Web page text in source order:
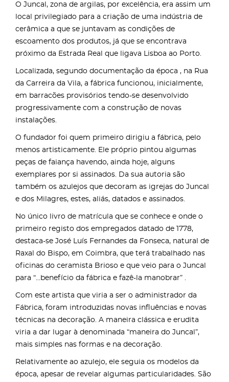
O Juncal, zona de argilas, por excelência, era assim um
local privilegiado para a criação de uma indústria de
cerâmica a que se juntavam as condições de
escoamento dos produtos, já que se encontrava
próximo da Estrada Real que ligava Lisboa ao Porto.
Localizada, segundo documentação da época , na Rua
da Carreira da Vila, a fábrica funcionou, inicialmente,
em barracões provisórios tendo-se desenvolvido
progressivamente com a construção de novas
instalações.
O fundador foi quem primeiro dirigiu a fábrica, pelo
menos artisticamente. Ele próprio pintou algumas
peças de faiança havendo, ainda hoje, alguns
exemplares por si assinados. Da sua autoria são
também os azulejos que decoram as igrejas do Juncal
e dos Milagres, estes, aliás, datados e assinados.
No único livro de matrícula que se conhece e onde o
primeiro registo dos empregados datado de 1778,
destaca-se José Luís Fernandes da Fonseca, natural de
Raxal do Bispo, em Coimbra, que terá trabalhado nas
oficinas do ceramista Brioso e que veio para o Juncal
para “...benefício da fábrica e fazê-la manobrar” .
Com este artista que viria a ser o administrador da
Fábrica, foram introduzidas novas influências e novas
técnicas na decoração. A maneira clássica e erudita
viria a dar lugar à denominada “maneira do Juncal”,
mais simples nas formas e na decoração.
Relativamente ao azulejo, ele seguia os modelos da
época, apesar de revelar algumas particularidades. São